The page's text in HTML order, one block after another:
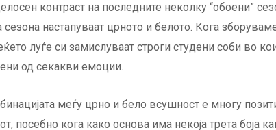
контраст на последните неколку “обоени”
сезона настапуваат црното и белото. Кога
луѓе си замислуваат строги студени соби во
од секакви емоции.
меѓу црно и бело всушност е многу
посебно кога како основа има некоја трета боја